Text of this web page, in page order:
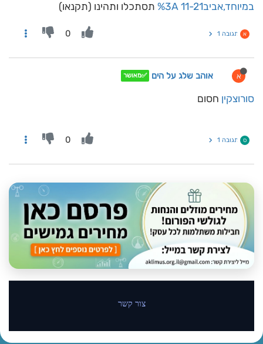
במיוחד,אביב%3A 11-21
תסתכלו ותהינו (תקנאו)
א תגובה 1 0
א אוהב שלג על הים ✅מאושר
סורוצקין חסום
ס תגובה 1 0
צור קשר